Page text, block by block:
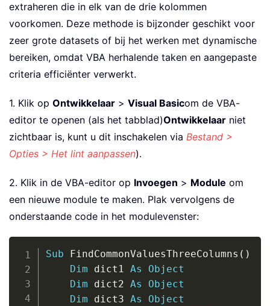
extraheren die in elk van de drie kolommen
voorkomen. Deze methode is bijzonder geschikt voor
zeer grote datasets of bij het werken met dynamische
bereiken, omdat VBA herhalende taken en aangepaste
criteria efficiënter verwerkt.
1. Klik op Ontwikkelaar > Visual Basicom de VBA-
editor te openen (als het tabblad)Ontwikkelaar niet
zichtbaar is, kunt u dit inschakelen via Bestand >
Opties > Het lint aanpassen).
2. Klik in de VBA-editor op Invoegen > Module om
een nieuwe module te maken. Plak vervolgens de
onderstaande code in het modulevenster:
Sub FindCommonValuesThreeColumns ( )
Dim dict1 As
Object
Dim dict2 As
Object
Dim dict3 As
Object